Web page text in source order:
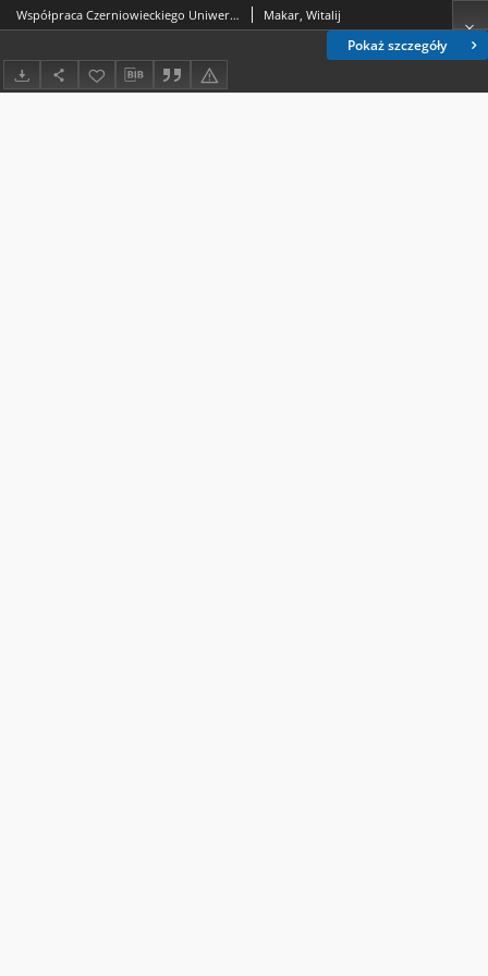
Pokaż szczegóły
Współpraca Czerniowieckiego Uniwersytetu Narodowego im. Jurija Fed'kowycza z Uniwersytetem Marii Curie-Skłodowskiej w Lublinie w zakresie wspólnego kształcenia studentów Makar, Witalij